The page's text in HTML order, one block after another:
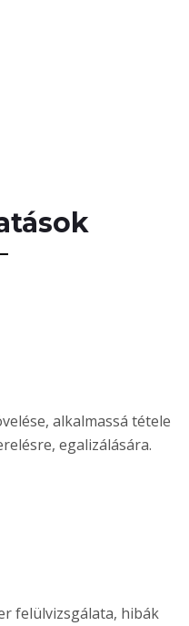
alkalmassá tétele
egalizálására.
felülvizsgálata, hibák